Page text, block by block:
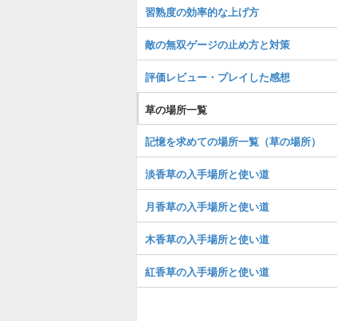
習熟度の効率的な上げ方
敵の無双ゲージの止め方と対策
評価レビュー・プレイした感想
草の場所一覧
記憶を求めての場所一覧（草の場所）
淡香草の入手場所と使い道
月香草の入手場所と使い道
木香草の入手場所と使い道
紅香草の入手場所と使い道